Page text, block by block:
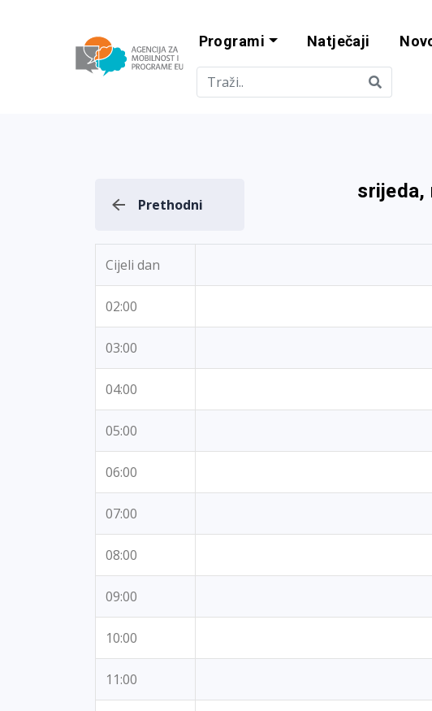
Agencija za
Programi Natječaji
Prethodni
srijeda,
Cijeli dan
02:00
03:00
04:00
05:00
06:00
07:00
08:00
09:00
10:00
11:00